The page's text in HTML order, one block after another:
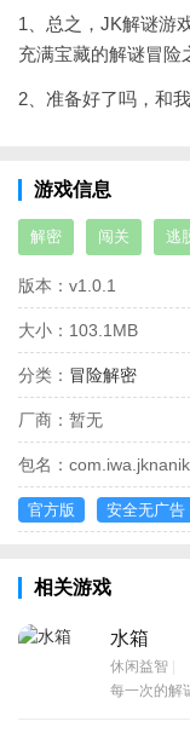
1、总之，JK解谜游
充满宝藏的解谜冒险
2、准备好了吗，和
游戏信息
解密 闯关 逃
版本： v1.0.1
大小： 103.1MB
分类： 冒险解密
厂商： 暂无
包名：
官方版 安全无广告
相关游戏
水箱
休闲益智 |
每一次的解